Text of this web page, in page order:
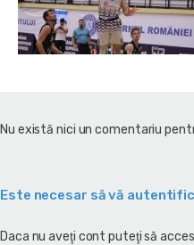
Nu există nici un comentariu
Este necesar să vă
Daca nu aveţi cont puteţi să